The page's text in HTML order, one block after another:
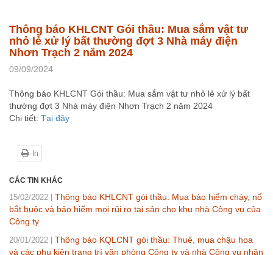
Thông báo KHLCNT Gói thầu: Mua sắm vật tư
nhỏ lẻ xử lý bất thường đợt 3 Nhà máy điện
Nhơn Trạch 2 năm 2024
09/09/2024
Thông báo KHLCNT Gói thầu: Mua sắm vật tư nhỏ lẻ xử lý bất
thường đợt 3 Nhà máy điện Nhơn Trạch 2 năm 2024
Chi tiết: Tại đây
In
CÁC TIN KHÁC
15/02/2022
Thông báo KHLCNT gói thầu: Mua bảo hiểm cháy, nổ
bắt buộc và bảo hiểm mọi rủi ro tai sản cho khu nhà Công vụ của
Công ty
20/01/2022
Thông báo KQLCNT gói thầu: Thuê, mua chậu hoa
và các phụ kiện trang trí văn phòng Công ty và nhà Công vụ nhân